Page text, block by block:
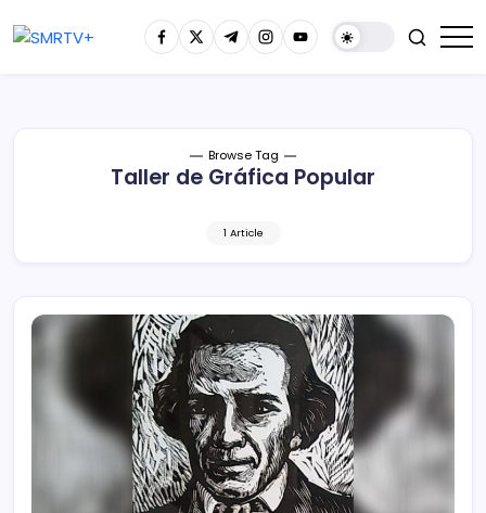
Browse Tag
Taller de Gráfica Popular
1 Article